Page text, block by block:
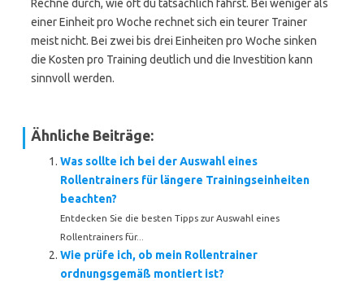
Rechne durch, wie oft du tatsächlich fährst. Bei weniger als
einer Einheit pro Woche rechnet sich ein teurer Trainer
meist nicht. Bei zwei bis drei Einheiten pro Woche sinken
die Kosten pro Training deutlich und die Investition kann
sinnvoll werden.
Ähnliche Beiträge:
Was sollte ich bei der Auswahl eines
Rollentrainers für längere Trainingseinheiten
beachten?
Entdecken Sie die besten Tipps zur Auswahl eines
Rollentrainers für...
Wie prüfe ich, ob mein Rollentrainer
ordnungsgemäß montiert ist?